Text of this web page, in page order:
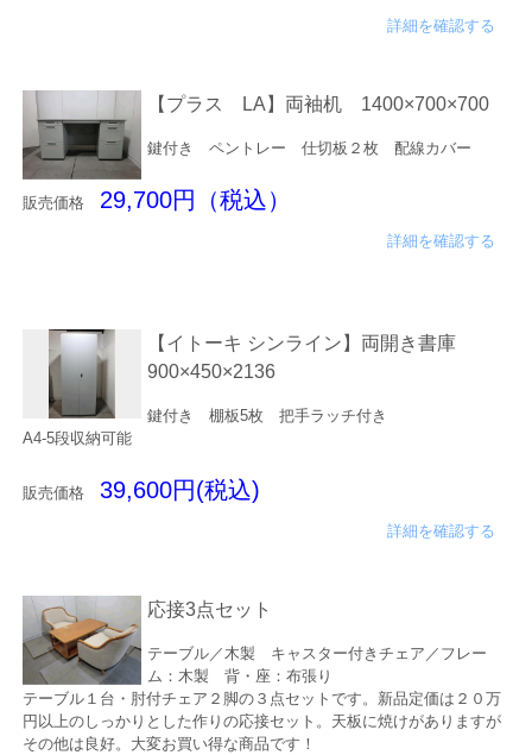
詳細を確認する
【プラス LA】両袖机 1400×700×700
鍵付き ペントレー 仕切板２枚 配線カバー
販売価格 29,700円（税込）
詳細を確認する
【イトーキ シンライン】両開き書庫
900×450×2136
鍵付き 棚板5枚 把手ラッチ付き
A4-5段収納可能
販売価格 39,600円(税込)
詳細を確認する
応接3点セット
テーブル／木製 キャスター付きチェア／フレー
ム：木製 背・座：布張り
テーブル１台・肘付チェア２脚の３点セットです。新品定価は２０万
円以上のしっかりとした作りの応接セット。天板に焼けがありますが
その他は良好。大変お買い得な商品です！